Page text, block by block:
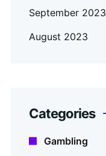
September 2023
August 2023
Categories
Gambling